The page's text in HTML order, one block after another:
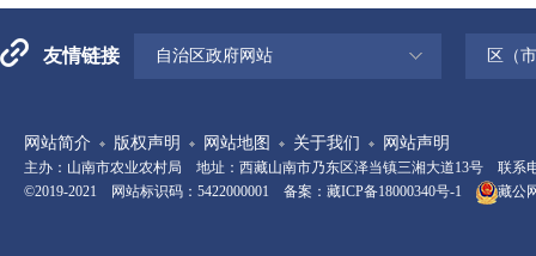
友情链接 自治区政府网站 区（
网站简介 版权声明 网站地图 关于我们 网站声明
主办：山南市农业农村局 地址：西藏山南市乃东区泽当镇三湘大道13号 联系电
©2019-2021 网站标识码：5422000001 备案： 藏ICP备18000340号-1 藏公